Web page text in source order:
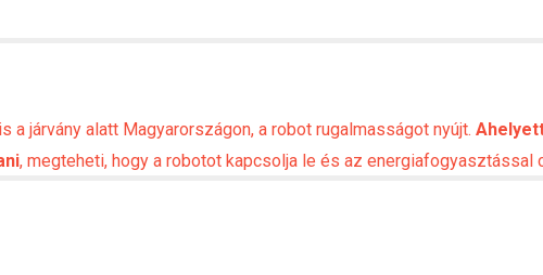
a járvány alatt Magyarországon, a robot rugalmasságot nyújt.
, megteheti, hogy a robotot kapcsolja le és az energiafogyasztással